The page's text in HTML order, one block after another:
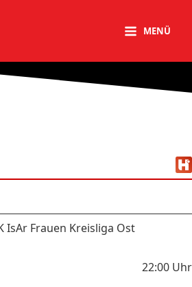
MENÜ
IsAr Frauen Kreisliga Ost
22:00 Uhr